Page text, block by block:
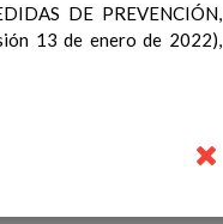
el currículo básico de la
a esta normativa, el
DE PREVENCIÓN,
13 de enero de 2022),